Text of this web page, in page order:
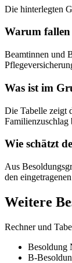
Die hinterlegten
Warum fallen
Beamtinnen und
Was ist im
Die Tabelle zeigt
Familienzuschlag
Wie schätzt
Aus
den
Weitere
Rechner und
Besoldung
B-